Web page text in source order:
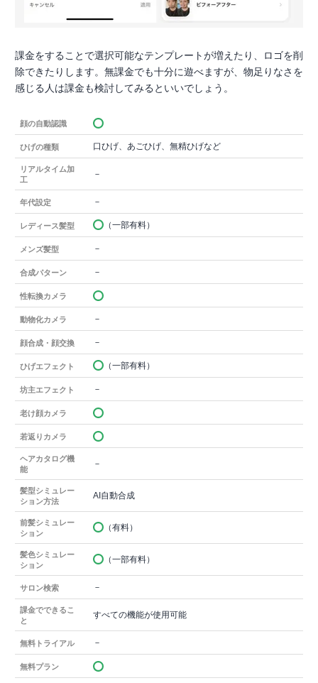
課金をすることで選択可能なテンプレートが増えたり、ロゴを削
除できたりします。無課金でも十分に遊べますが、物足りなさを
感じる人は課金も検討してみるといいでしょう。
顔の自動認識
ひげの種類 口ひげ、あごひげ、無精ひげなど
リアルタイム加
工
－
年代設定 －
レディース髪型 （一部有料）
メンズ髪型 －
合成パターン －
性転換カメラ
動物化カメラ －
顔合成・顔交換 －
ひげエフェクト （一部有料）
坊主エフェクト －
老け顔カメラ
若返りカメラ
ヘアカタログ機
能
－
髪型シミュレー
ション方法
AI自動合成
前髪シミュレー
ション
（有料）
髪色シミュレー
ション
（一部有料）
サロン検索 －
課金でできるこ
と
すべての機能が使用可能
無料トライアル －
無料プラン